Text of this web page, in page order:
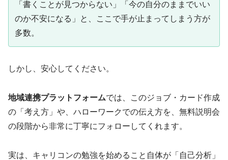
「書くことが見つからない」「今の自分のままでいい
のか不安になる」と、ここで手が止まってしまう方が
多数。
しかし、安心してください。
地域連携プラットフォームでは、このジョブ・カード作成
の「考え方」や、ハローワークでの伝え方を、無料説明会
の段階から非常に丁寧にフォローしてくれます。
実は、キャリコンの勉強を始めること自体が「自己分析」